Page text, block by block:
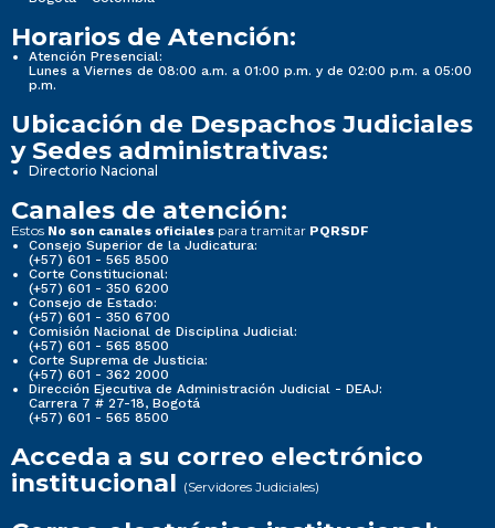
Horarios de Atención:
Atención Presencial:
Lunes a Viernes de 08:00 a.m. a 01:00 p.m. y de 02:00 p.m. a 05:00
p.m.
Ubicación de Despachos Judiciales
y Sedes administrativas:
Directorio Nacional
Canales de atención:
Estos No son canales oficiales para tramitar PQRSDF
Consejo Superior de la Judicatura:
(+57) 601 - 565 8500
Corte Constitucional:
(+57) 601 - 350 6200
Consejo de Estado:
(+57) 601 - 350 6700
Comisión Nacional de Disciplina Judicial:
(+57) 601 - 565 8500
Corte Suprema de Justicia:
(+57) 601 - 362 2000
Dirección Ejecutiva de Administración Judicial - DEAJ:
Carrera 7 # 27-18, Bogotá
(+57) 601 - 565 8500
Acceda a su correo electrónico
institucional (Servidores Judiciales)